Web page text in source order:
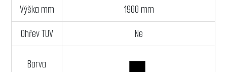
Výška mm
1900 mm
Ohřev TUV
Ne
Barva